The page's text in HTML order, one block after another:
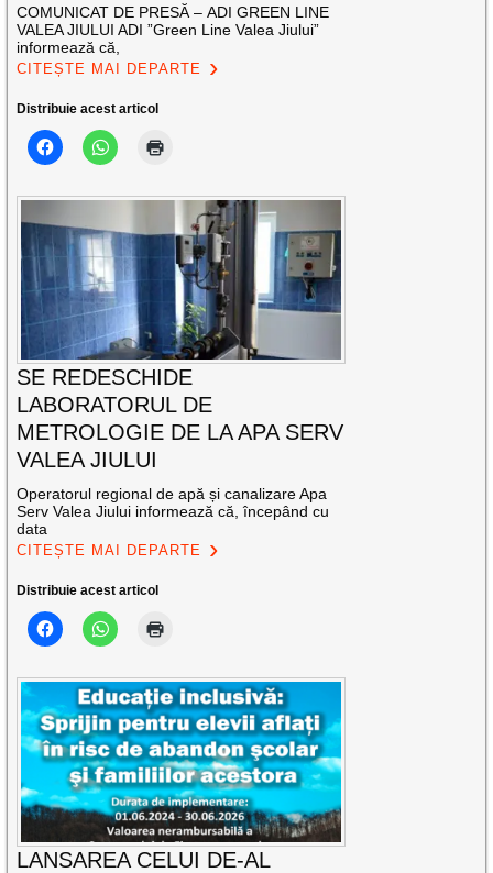
COMUNICAT DE PRESĂ – ADI GREEN LINE
VALEA JIULUI ADI ”Green Line Valea Jiului”
informează că,
CITEȘTE MAI DEPARTE
Distribuie acest articol
SE REDESCHIDE
LABORATORUL DE
METROLOGIE DE LA APA SERV
VALEA JIULUI
Operatorul regional de apă și canalizare Apa
Serv Valea Jiului informează că, începând cu
data
CITEȘTE MAI DEPARTE
Distribuie acest articol
LANSAREA CELUI DE-AL